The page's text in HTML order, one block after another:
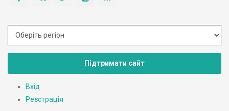
Підтримати сайт
Вхід
Реєстрація